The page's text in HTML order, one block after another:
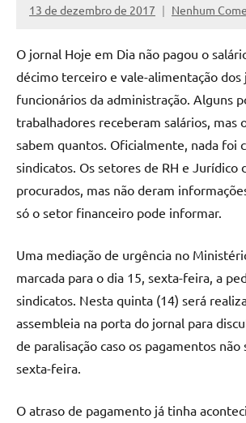
13 de dezembro de 2017
Assessoria
Nenhum
O jornal Hoje em Dia não pagou o
décimo terceiro e vale-alimentação dos
funcionários da administração. Alguns
trabalhadores receberam salários, mas
sabem quantos. Oficialmente, nada foi
sindicatos. Os setores de RH e Jurídico
procurados, mas não deram
só o setor financeiro pode informar.
Uma mediação de urgência no
marcada para o dia 15, sexta-feira, a
sindicatos. Nesta quinta (14) será
assembleia na porta do jornal para
de paralisação caso os pagamentos
sexta-feira.
O atraso de pagamento já tinha